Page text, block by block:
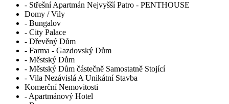
- Střešní Apartmán Nejvyšší Patro - PENTHOUSE
Domy / Vily
- Bungalov
- City Palace
- Dřevěný Dům
- Farma - Gazdovský Dům
- Městský Dům
- Městský Dům částečně Samostatně Stojící
- Vila Nezávislá A Unikátní Stavba
Komerční Nemovitosti
- Apartmánový Hotel